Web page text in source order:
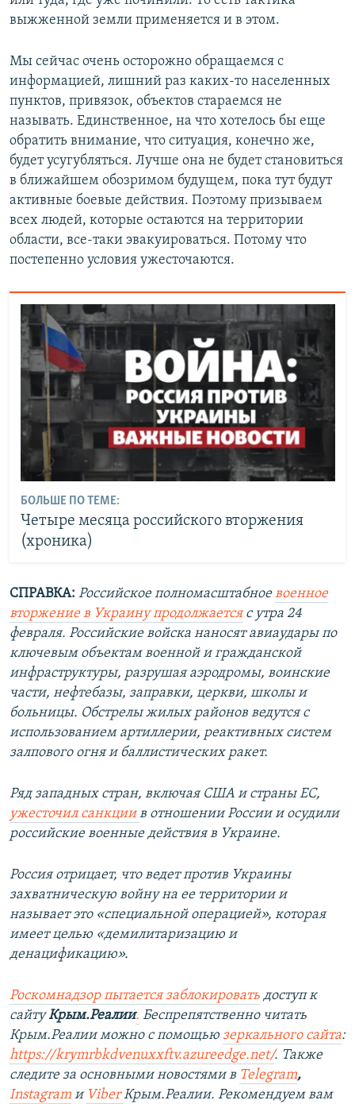
выжженной земли применяется и в этом.
Мы сейчас очень осторожно обращаемся с
информацией, лишний раз каких-то населенных
пунктов, привязок, объектов стараемся не
называть. Единственное, на что хотелось бы еще
обратить внимание, что ситуация, конечно же,
будет усугубляться. Лучше она не будет становиться
в ближайшем обозримом будущем, пока тут будут
активные боевые действия. Поэтому призываем
всех людей, которые остаются на территории
области, все-таки эвакуироваться. Потому что
постепенно условия ужесточаются.
БОЛЬШЕ ПО ТЕМЕ:
Четыре месяца российского вторжения
(хроника)
СПРАВКА: Российское полномасштабноевоенное
вторжение в Украину продолжаетсяс утра 24
февраля. Российские войска наносят авиаудары по
ключевым объектам военной и гражданской
инфраструктуры, разрушая аэродромы, воинские
части, нефтебазы, заправки, церкви, школы и
больницы. Обстрелы жилых районов ведутся с
использованием артиллерии, реактивных систем
залпового огня и баллистических ракет.
Ряд западных стран, включая США и страны ЕС,
ужесточил санкциив отношении России и осудили
российские военные действия в Украине.
Россия отрицает, что ведет против Украины
захватническую войну на ее территории и
называет это «специальной операцией», которая
имеет целью «демилитаризацию и
денацификацию».
Роскомнадзор пытается заблокировать доступ к
сайтуКрым.Реалии. Беспрепятственно читать
Крым.Реалии можно с помощью зеркального сайта:
https://krymrbkdvenuxxftv.azureedge.net/. Также
следите за основными новостями в Telegram,
Instagram и ViberКрым.Реалии. Рекомендуем вам